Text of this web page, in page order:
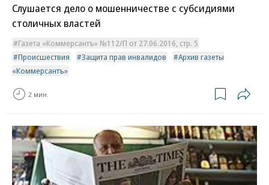
Слушается дело о мошенничестве с субсидиями
столичных властей
Газета «Коммерсантъ» №112/П от 27.06.2016, стр. 5
Происшествия
Защита прав инвалидов
Архив газеты
«Коммерсантъ»
2 мин.